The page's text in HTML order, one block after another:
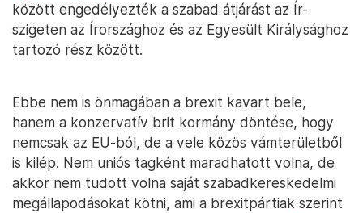
között engedélyezték a szabad átjárást az Ír-
szigeten az Írországhoz és az Egyesült Királysághoz
tartozó rész között.
Ebbe nem is önmagában a brexit kavart bele,
hanem a konzervatív brit kormány döntése, hogy
nemcsak az EU-ból, de a vele közös vámterületből
is kilép. Nem uniós tagként maradhatott volna, de
akkor nem tudott volna saját szabadkereskedelmi
megállapodásokat kötni, ami a brexitpártiak szerint